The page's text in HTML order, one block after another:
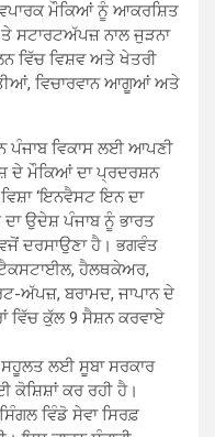
ਮੌਕਿਆਂ ਨੂੰ ਆਕਰਸ਼ਿਤ
ਤੇ ਸਟਾਰਟਅੱਪਜ਼ ਨਾਲ ਜੁੜਨਾ
ਵਿੱਚ ਵਿਸ਼ਵ ਅਤੇ ਖੇਤਰੀ
ਵਿਚਾਰਵਾਨ ਆਗੂਆਂ ਅਤੇ
ਪੰਜਾਬ ਵਿਕਾਸ ਲਈ ਆਪਣੀ
ਮੌਕਿਆਂ ਦਾ ਪ੍ਰਦਰਸ਼ਨ
‘ਇਨਵੈਸਟ ਇਨ ਦਾ
ਉਦੇਸ਼ ਪੰਜਾਬ ਨੂੰ ਭਾਰਤ
ਦਰਸਾਉਣਾ ਹੈ। ਭਗਵੰਤ
ਟੈਕਸਟਾਈਲ, ਹੈਲਥਕੇਅਰ,
ਅੱਪਜ਼, ਬਰਾਮਦ, ਜਾਪਾਨ ਦੇ
ਕੁੱਲ 9 ਸੈਸ਼ਨ ਕਰਵਾਏ
ਸਹੂਲਤ ਲਈ ਸੂਬਾ ਸਰਕਾਰ
ਕੋਸ਼ਿਸ਼ਾਂ ਕਰ ਰਹੀ ਹੈ।
ਵਿੰਡੋ ਸੇਵਾ ਸਿਰਫ਼